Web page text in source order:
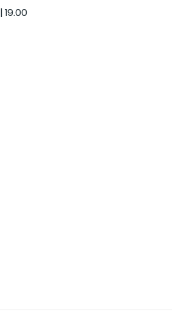
19.00